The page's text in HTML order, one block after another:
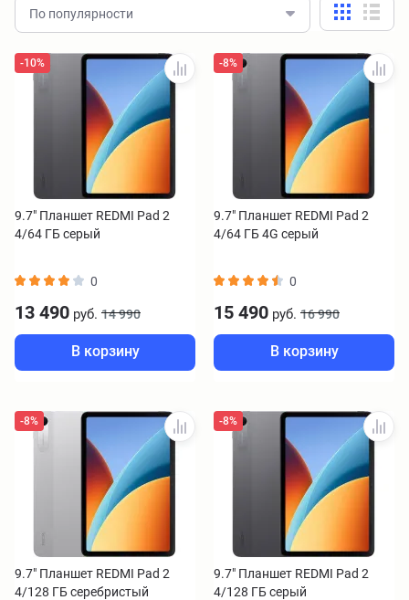
По популярности
-10%
9.7" Планшет REDMI Pad 2
4/64 ГБ серый
0
13 490 руб. 14 990
В корзину
-8%
9.7" Планшет REDMI Pad 2
4/64 ГБ 4G серый
0
15 490 руб. 16 990
В корзину
-8%
9.7" Планшет REDMI Pad 2
4/128 ГБ серебристый
-8%
9.7" Планшет REDMI Pad 2
4/128 ГБ серый